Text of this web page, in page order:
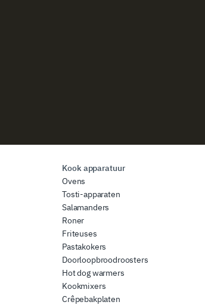
Kook apparatuur
Ovens
Tosti-apparaten
Salamanders
Roner
Friteuses
Pastakokers
Doorloopbroodroosters
Hot dog warmers
Kookmixers
Crêpebakplaten